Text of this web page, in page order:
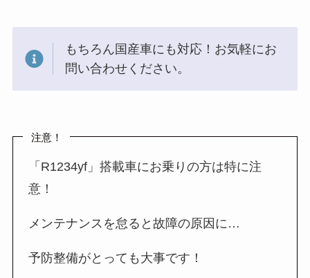
もちろん国産車にも対応！お気軽にお
問い合わせください。
注意！
「R1234yf」搭載車にお乗りの方は特に注
意！
メンテナンスを怠ると故障の原因に…
予防整備がとっても大事です！